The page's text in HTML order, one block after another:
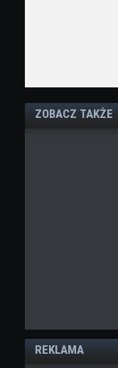
ZOBACZ TAKŻE
REKLAMA